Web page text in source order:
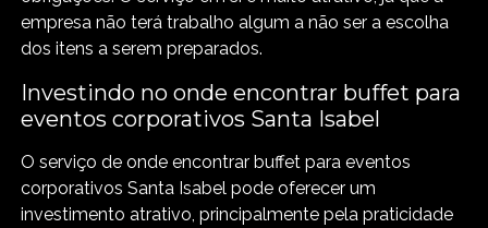
empresa não terá trabalho algum a não ser a escolha
dos itens a serem preparados.
Investindo no onde encontrar buffet para
eventos corporativos Santa Isabel
O serviço de onde encontrar buffet para eventos
corporativos Santa Isabel pode oferecer um
investimento atrativo, principalmente pela praticidade